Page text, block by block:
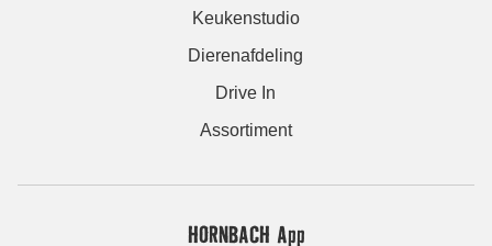
Keukenstudio
Dierenafdeling
Drive In
Assortiment
HORNBACH App